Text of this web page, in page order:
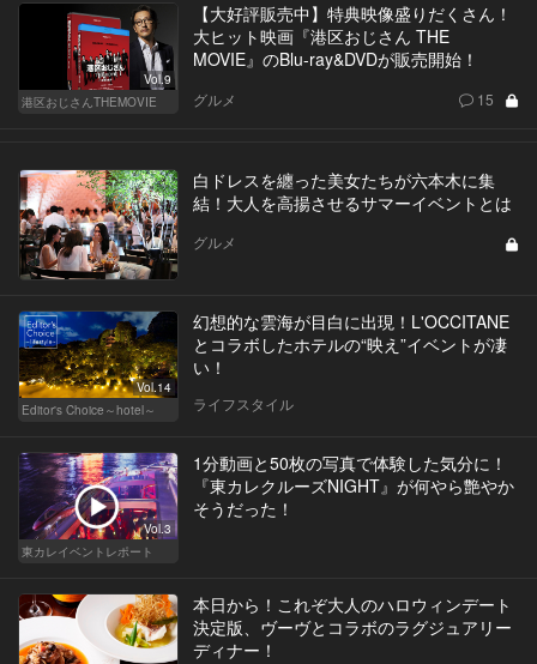
Vol.9
港区おじさんTHEMOVIE
【大好評販売中】特典映像盛りだくさん！
大ヒット映画『港区おじさん THE
MOVIE』のBlu-ray&DVDが販売開始！
グルメ 15
白ドレスを纏った美女たちが六本木に集
結！大人を高揚させるサマーイベントとは
グルメ
Vol.14
Editor's Choice～hotel～
幻想的な雲海が目白に出現！L'OCCITANE
とコラボしたホテルの“映え”イベントが凄
い！
ライフスタイル
Vol.3
東カレイベントレポート
1分動画と50枚の写真で体験した気分に！
『東カレクルーズNIGHT』が何やら艶やか
そうだった！
本日から！これぞ大人のハロウィンデート
決定版、ヴーヴとコラボのラグジュアリー
ディナー！